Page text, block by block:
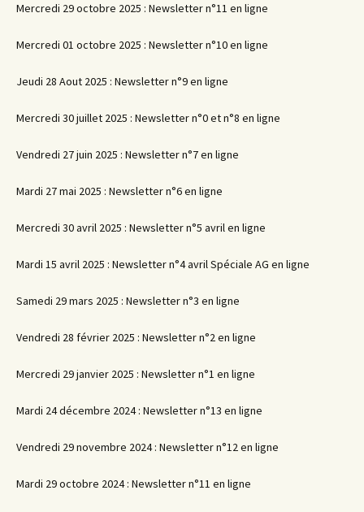
Mercredi 29 octobre 2025 : Newsletter n°11 en ligne
Mercredi 01 octobre 2025 : Newsletter n°10 en ligne
Jeudi 28 Aout 2025 : Newsletter n°9 en ligne
Mercredi 30 juillet 2025 : Newsletter n°0 et n°8 en ligne
Vendredi 27 juin 2025 : Newsletter n°7 en ligne
Mardi 27 mai 2025 : Newsletter n°6 en ligne
Mercredi 30 avril 2025 : Newsletter n°5 avril en ligne
Mardi 15 avril 2025 : Newsletter n°4 avril Spéciale AG en ligne
Samedi 29 mars 2025 : Newsletter n°3 en ligne
Vendredi 28 février 2025 : Newsletter n°2 en ligne
Mercredi 29 janvier 2025 : Newsletter n°1 en ligne
Mardi 24 décembre 2024 : Newsletter n°13 en ligne
Vendredi 29 novembre 2024 : Newsletter n°12 en ligne
Mardi 29 octobre 2024 : Newsletter n°11 en ligne